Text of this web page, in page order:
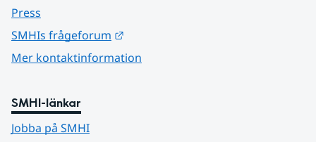
Press
SMHIs frågeforum
Mer kontaktinformation
SMHI-länkar
Jobba på SMHI